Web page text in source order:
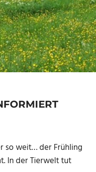
so weit… der Frühling
In der Tierwelt tut